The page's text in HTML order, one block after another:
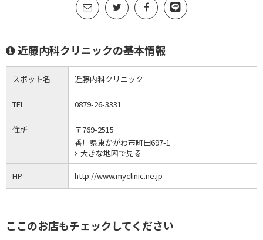
近藤内科クリニックの基本情報
スポット名 近藤内科クリニック
TEL 0879-26-3331
住所
〒769-2515
香川県東かがわ市町田697-1
大きな地図で見る
HP http://www.myclinic.ne.jp
ここのお店もチェックしてください